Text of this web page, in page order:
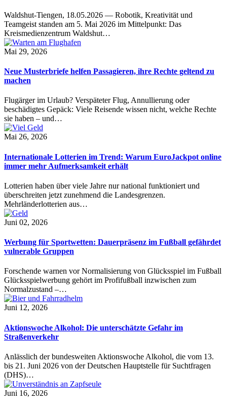
Waldshut-Tiengen, 18.05.2026 — Robotik, Kreativität und
Teamgeist standen am 5. Mai 2026 im Mittelpunkt: Das
Kreismedienzentrum Waldshut…
Mai 29, 2026
Neue Musterbriefe helfen Passagieren, ihre Rechte geltend zu
machen
Flugärger im Urlaub? Verspäteter Flug, Annullierung oder
beschädigtes Gepäck: Viele Reisende wissen nicht, welche Rechte
sie haben – und…
Mai 26, 2026
Internationale Lotterien im Trend: Warum EuroJackpot online
immer mehr Aufmerksamkeit erhält
Lotterien haben über viele Jahre nur national funktioniert und
überschreiten jetzt zunehmend die Landesgrenzen.
Mehrländerlotterien aus…
Juni 02, 2026
Werbung für Sportwetten: Dauerpräsenz im Fußball gefährdet
vulnerable Gruppen
Forschende warnen vor Normalisierung von Glücksspiel im Fußball
Glücksspielwerbung gehört im Profifußball inzwischen zum
Normalzustand –…
Juni 12, 2026
Aktionswoche Alkohol: Die unterschätzte Gefahr im
Straßenverkehr
Anlässlich der bundesweiten Aktionswoche Alkohol, die vom 13.
bis 21. Juni 2026 von der Deutschen Hauptstelle für Suchtfragen
(DHS)…
Juni 16, 2026